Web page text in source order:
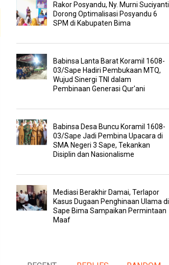
Rakor Posyandu, Ny. Murni Suciyanti
Dorong Optimalisasi Posyandu 6
SPM di Kabupaten Bima
Babinsa Lanta Barat Koramil 1608-
03/Sape Hadiri Pembukaan MTQ,
Wujud Sinergi TNI dalam
Pembinaan Generasi Qur'ani
Babinsa Desa Buncu Koramil 1608-
03/Sape Jadi Pembina Upacara di
SMA Negeri 3 Sape, Tekankan
Disiplin dan Nasionalisme
Mediasi Berakhir Damai, Terlapor
Kasus Dugaan Penghinaan Ulama di
Sape Bima Sampaikan Permintaan
Maaf